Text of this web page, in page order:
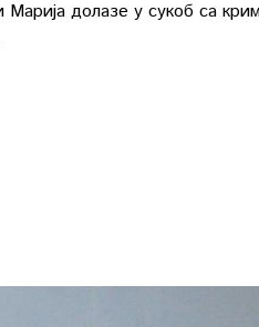
Марија долазе у сукоб са